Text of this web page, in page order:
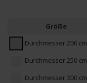
Größe
Durchmesser 200 cm
Durchmesser 250 cm
Durchmesser 300 cm